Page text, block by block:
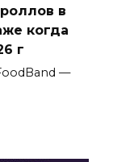
в
когда
г
—